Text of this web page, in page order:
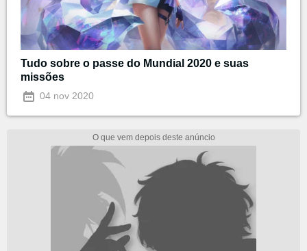
Tudo sobre o passe do Mundial 2020 e suas
missões
04 nov 2020